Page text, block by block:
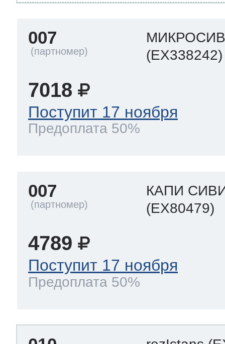
007
(EX338242)
7018
Поступит 17 ноября
Предоплата 50%
007
КАПИ
(EX80479)
4789
Поступит 17 ноября
Предоплата 50%